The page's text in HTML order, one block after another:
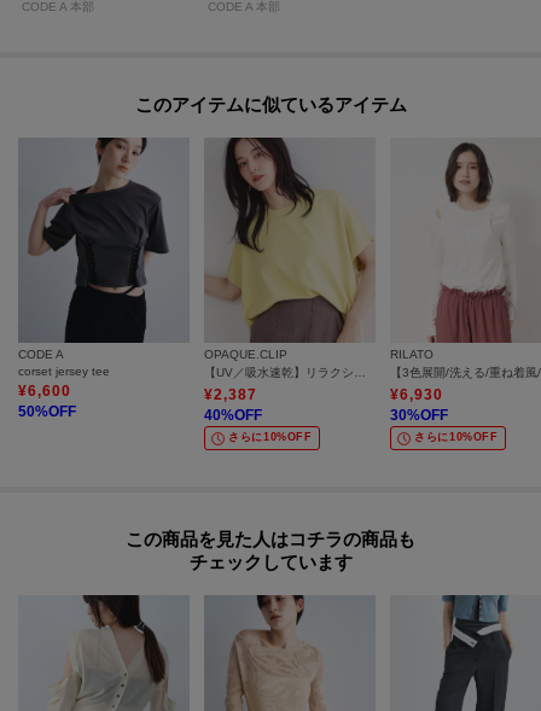
CODE A 本部
CODE A 本部
このアイテムに似ているアイテム
CODE A
corset jersey tee
¥6,600
50%OFF
OPAQUE.CLIP
【UV／吸水速乾】リラクシードルマントップス／セットアップ対応可《洗濯機OK》
¥2,387
40%OFF
さらに10%OFF
RILATO
¥6,930
30%OFF
さらに10%OFF
この商品を見た人はコチラの商品も
チェックしています